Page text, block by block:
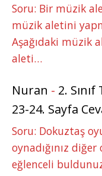
Soru: Bir müzik
müzik aletini
Aşağıdaki müzik
aleti…
Nuran - 2.
23-24. Sayfa
Soru: Dokuztaş
oynadığınız
eğlenceli